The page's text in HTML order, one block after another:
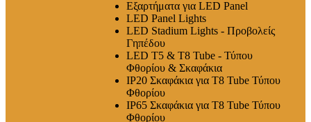
Εξαρτήματα για LED Panel
LED Panel Lights
LED Stadium Lights - Προβολείς
Γηπέδου
LED T5 & T8 Tube - Τύπου
Φθορίου & Σκαφάκια
IP20 Σκαφάκια για Τ8 Tube Τύπου
Φθορίου
IP65 Σκαφάκια για Τ8 Tube Τύπου
Φθορίου